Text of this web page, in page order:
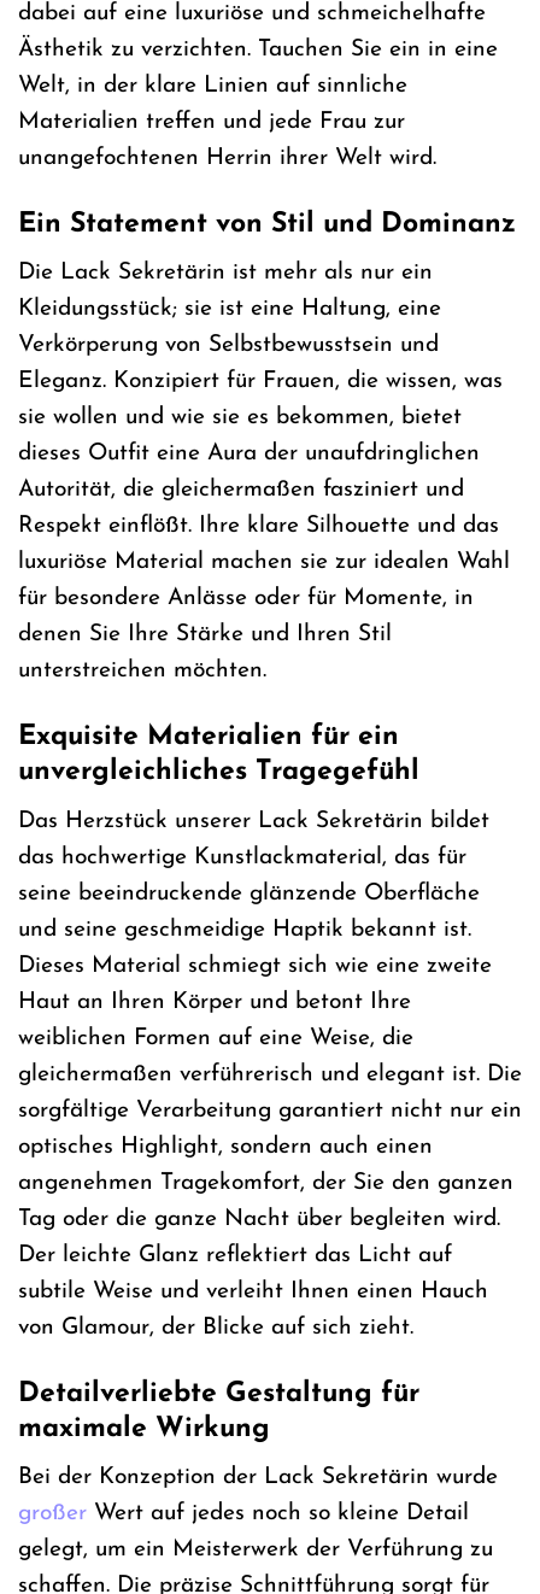
dabei auf eine luxuriöse und schmeichelhafte
Ästhetik zu verzichten. Tauchen Sie ein in eine
Welt, in der klare Linien auf sinnliche
Materialien treffen und jede Frau zur
unangefochtenen Herrin ihrer Welt wird.
Ein Statement von Stil und Dominanz
Die Lack Sekretärin ist mehr als nur ein
Kleidungsstück; sie ist eine Haltung, eine
Verkörperung von Selbstbewusstsein und
Eleganz. Konzipiert für Frauen, die wissen, was
sie wollen und wie sie es bekommen, bietet
dieses Outfit eine Aura der unaufdringlichen
Autorität, die gleichermaßen fasziniert und
Respekt einflößt. Ihre klare Silhouette und das
luxuriöse Material machen sie zur idealen Wahl
für besondere Anlässe oder für Momente, in
denen Sie Ihre Stärke und Ihren Stil
unterstreichen möchten.
Exquisite Materialien für ein
unvergleichliches Tragegefühl
Das Herzstück unserer Lack Sekretärin bildet
das hochwertige Kunstlackmaterial, das für
seine beeindruckende glänzende Oberfläche
und seine geschmeidige Haptik bekannt ist.
Dieses Material schmiegt sich wie eine zweite
Haut an Ihren Körper und betont Ihre
weiblichen Formen auf eine Weise, die
gleichermaßen verführerisch und elegant ist. Die
sorgfältige Verarbeitung garantiert nicht nur ein
optisches Highlight, sondern auch einen
angenehmen Tragekomfort, der Sie den ganzen
Tag oder die ganze Nacht über begleiten wird.
Der leichte Glanz reflektiert das Licht auf
subtile Weise und verleiht Ihnen einen Hauch
von Glamour, der Blicke auf sich zieht.
Detailverliebte Gestaltung für
maximale Wirkung
Bei der Konzeption der Lack Sekretärin wurde
großer Wert auf jedes noch so kleine Detail
gelegt, um ein Meisterwerk der Verführung zu
schaffen. Die präzise Schnittführung sorgt für